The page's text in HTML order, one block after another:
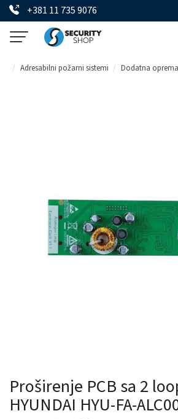
+381 11 735 9076
Adresabilni požarni sistemi
Dodatna
Proširenje PCB sa 2
HYUNDAI HYU-FA-